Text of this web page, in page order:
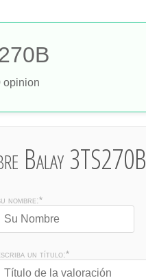
opinion
Balay 3TS270B
nombre:*
un título:*